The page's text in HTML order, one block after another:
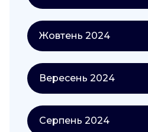
Жовтень 2024
Вересень 2024
Серпень 2024